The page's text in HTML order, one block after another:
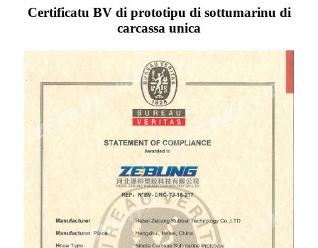
Certificatu BV di prototipu di sottumarinu di
carcassa unica